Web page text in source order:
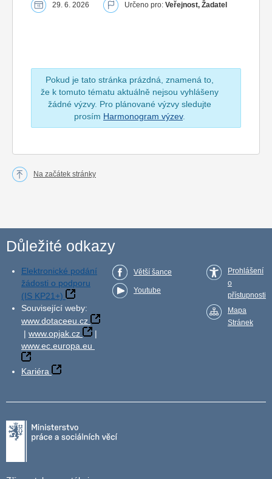
29. 6. 2026 Určeno pro: Veřejnost, Žadatel
Pokud je tato stránka prázdná, znamená to,
že k tomuto tématu aktuálně nejsou vyhlášeny
žádné výzvy. Pro plánované výzvy sledujte
prosím Harmonogram výzev.
Na začátek stránky
Důležité odkazy
Elektronické podání
žádosti o podporu
(IS KP21+)
Související weby:
www.dotaceeu.cz
| www.opjak.cz
|
www.ec.europa.eu
Kariéra
Větší šance
Youtube
Prohlášení
o
přístupnosti
Mapa
Stránek